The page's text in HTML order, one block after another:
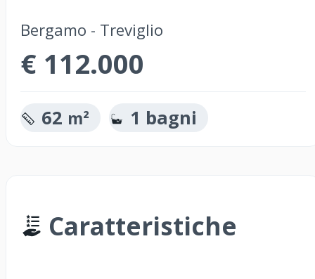
Bergamo - Treviglio
€ 112.000
62 m² 1 bagni
Caratteristiche